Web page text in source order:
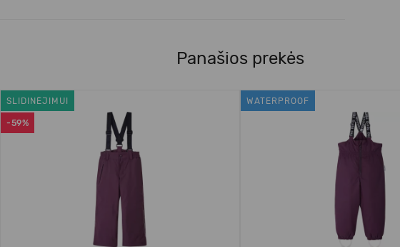
Panašios prekės
-59%
SLIDINĖJIMUI WATERPROOF